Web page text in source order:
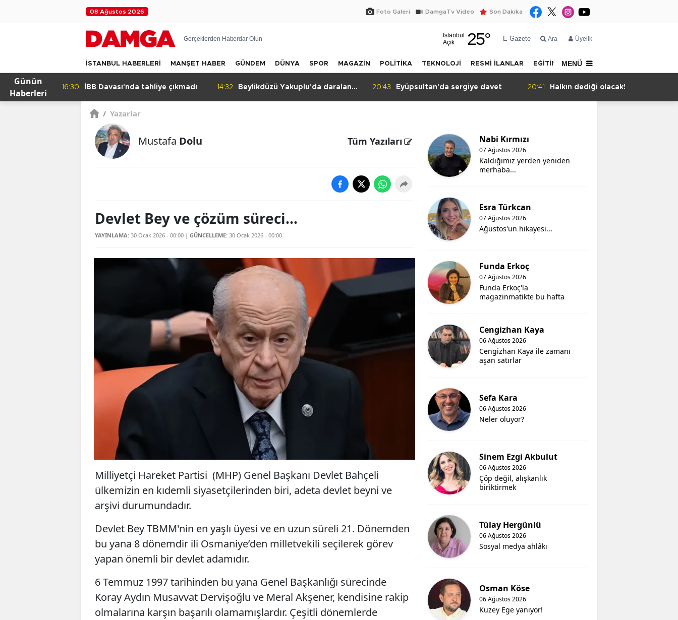
08 Ağustos 2026 Foto Galeri DamgaTv Video Son Dakika
Gerçeklerden Haberdar Olun
İstanbul
Açık
25° E-Gazete Ara Üyelik
İSTANBUL HABERLERİ MANŞET HABER GÜNDEM DÜNYA SPOR MAGAZİN POLİTİKA TEKNOLOJİ RESMİ İLANLAR EĞİTİM YAZARLAR
MENÜ
Günün
Haberleri
16:30 İBB Davası'nda tahliye çıkmadı 14:32
Beylikdüzü Yakuplu'da daralan
20:43 Eyüpsultan'da sergiye davet 20:41 Halkın dediği olacak!
/ Yazarlar
Mustafa Dolu Tüm Yazıları
Devlet Bey ve çözüm süreci…
YAYINLAMA: 30 Ocak 2026 - 00:00 | GÜNCELLEME: 30 Ocak 2026 - 00:00
Milliyetçi Hareket Partisi (MHP) Genel Başkanı Devlet Bahçeli
ülkemizin en kıdemli siyasetçilerinden biri, adeta devlet beyni ve
arşivi durumundadır.
Devlet Bey TBMM'nin en yaşlı üyesi ve en uzun süreli 21. Dönemden
bu yana 8 dönemdir ili Osmaniye’den milletvekili seçilerek görev
yapan önemli bir devlet adamıdır.
6 Temmuz 1997 tarihinden bu yana Genel Başkanlığı sürecinde
Koray Aydın Musavvat Dervişoğlu ve Meral Akşener, kendisine rakip
olmalarına karşın başarılı olamamışlardır. Çeşitli dönemlerde
Nabi Kırmızı
07 Ağustos 2026
Kaldığımız yerden yeniden
merhaba...
Esra Türkcan
07 Ağustos 2026
Ağustos'un hikayesi...
Funda Erkoç
07 Ağustos 2026
Funda Erkoç'la
magazinmatikte bu hafta
Cengizhan Kaya
06 Ağustos 2026
Cengizhan Kaya ile zamanı
aşan satırlar
Sefa Kara
06 Ağustos 2026
Neler oluyor?
Sinem Ezgi Akbulut
06 Ağustos 2026
Çöp değil, alışkanlık
biriktirmek
Tülay Hergünlü
06 Ağustos 2026
Sosyal medya ahlâkı
Osman Köse
06 Ağustos 2026
Kuzey Ege yanıyor!